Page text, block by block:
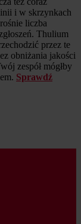
i w skrzynkach
liczba
Thulium
przez te
obniżania jakości
zespół mógłby
Sprawdź